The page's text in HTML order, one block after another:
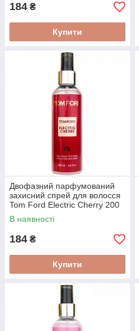
184 ₴
Купити
Двофазний парфумований
захисний спрей для волосся
Tom Ford Electric Cherry 200
мл
В наявності
184 ₴
Купити